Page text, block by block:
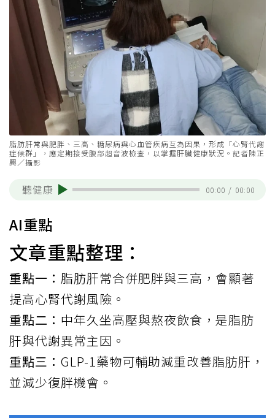
脂肪肝常與肥胖、三高、糖尿病與心血管疾病互為因果，形成「心腎代謝
症候群」，應定期接受腹部超音波檢查，以掌握肝臟健康狀況。記者陳正
興／攝影
聽健康 00:00 / 00:00
AI重點
文章重點整理：
重點一： 脂肪肝常合併肥胖與三高，會顯著
提高心腎代謝風險。
重點二： 中年久坐高壓與熬夜飲食，是脂肪
肝與代謝異常主因。
重點三： GLP-1藥物可輔助減重改善脂肪肝，
並減少復胖機會。